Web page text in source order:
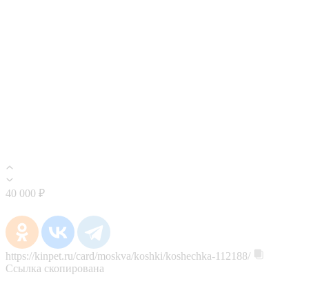
40 000 ₽
https://kinpet.ru/card/moskva/koshki/koshechka-112188/
Ссылка скопирована